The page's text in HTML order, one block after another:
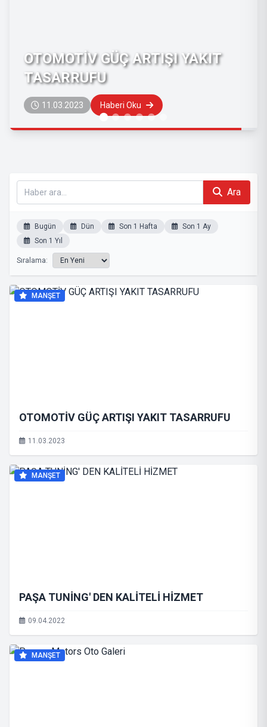
PAŞA TUNİNG' DEN
HİZMET
09.04.2022
Ara
Bugün Dün Son 1 Hafta
Son 1 Ay
Son 1 Yıl
Sıralama:
MANŞET
OTOMOTİV GÜÇ ARTIŞI YAKIT TASARRUFU
11.03.2023
MANŞET
PAŞA TUNİNG' DEN KALİTELİ HİZMET
09.04.2022
MANŞET